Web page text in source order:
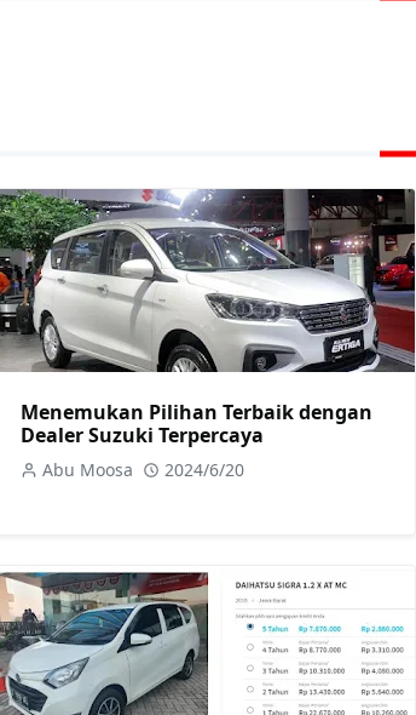
Menemukan Pilihan Terbaik dengan
Dealer Suzuki Terpercaya
Abu Moosa 2024/6/20